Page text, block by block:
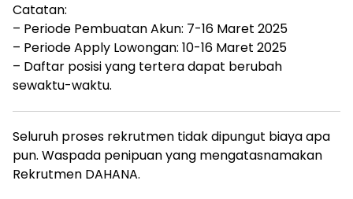
Catatan:
– Periode Pembuatan Akun: 7-16 Maret 2025
– Periode Apply Lowongan: 10-16 Maret 2025
– Daftar posisi yang tertera dapat berubah
sewaktu-waktu.
Seluruh proses rekrutmen tidak dipungut biaya apa
pun. Waspada penipuan yang mengatasnamakan
Rekrutmen DAHANA.